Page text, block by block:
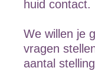
huid contact.
We willen je
vragen
aantal